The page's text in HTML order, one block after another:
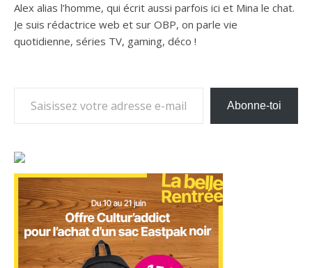
Alex alias l’homme, qui écrit aussi parfois ici et Mina le chat.
Je suis rédactrice web et sur OBP, on parle vie
quotidienne, séries TV, gaming, déco !
Abonne-toi